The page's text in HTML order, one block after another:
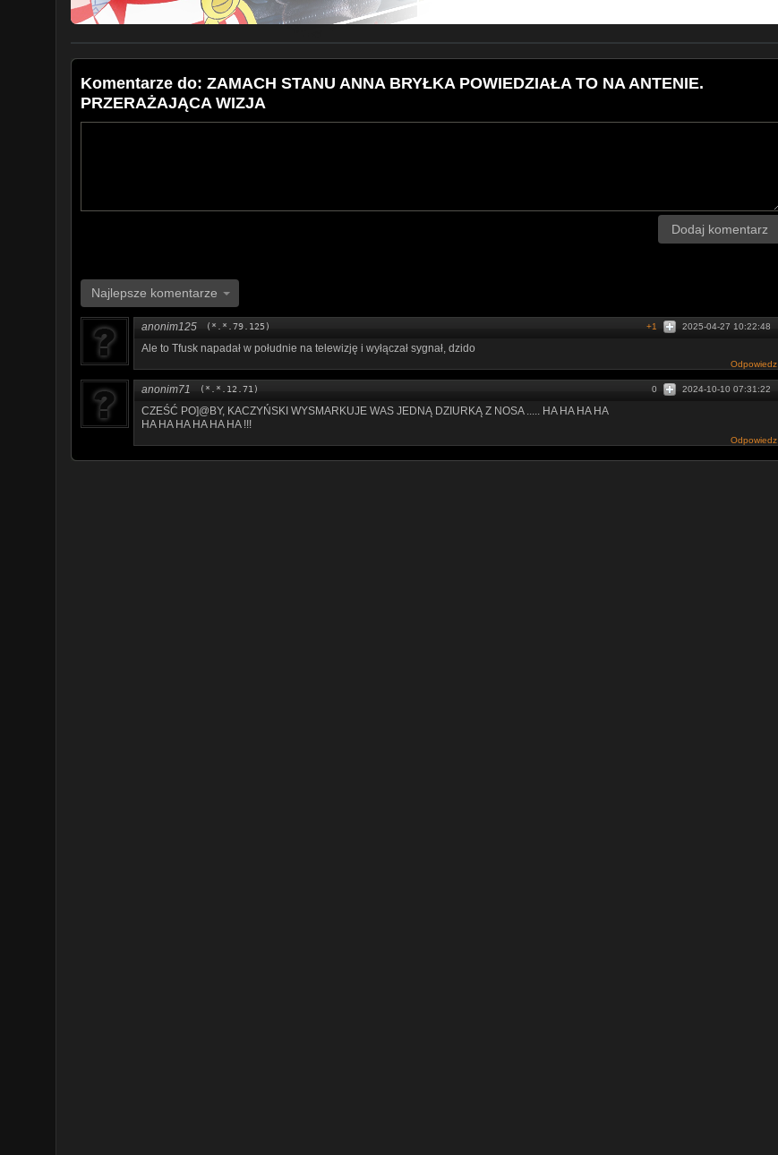
Komentarze do: ZAMACH STANU ANNA BRYŁKA POWIEDZIAŁA TO NA ANTENIE.
PRZERAŻAJĄCA WIZJA
Dodaj komentarz
Najlepsze komentarze
anonim125 (*.*.79.125) 2025-04-27 10:22:48
+1
Ale to Tfusk napadał w południe na telewizję i wyłączał sygnał, dzido
Odpowiedz
anonim71 (*.*.12.71) 2024-10-10 07:31:22
0
CZEŚĆ PO]@BY, KACZYŃSKI WYSMARKUJE WAS JEDNĄ DZIURKĄ Z NOSA ..... HA HA HA HA
HA HA HA HA HA HA !!!
Odpowiedz